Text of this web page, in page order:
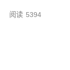
阅读 5394